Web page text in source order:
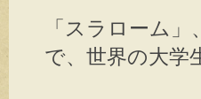
「スラローム
で、世界の大学